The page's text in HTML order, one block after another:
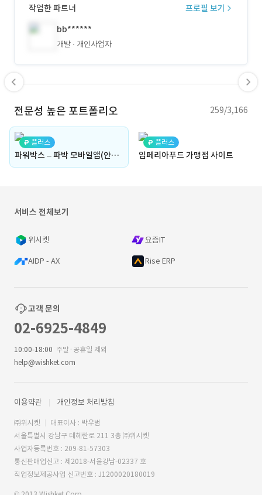
작업한 파트너
프로필 보기
bb******
개발 개인사업자
전문성 높은 포트폴리오 259/3,166
플러스
파워박스 – 파박 모바일앱(안드, 아이폰), 웹
플러스
임페리아푸드 가맹점 사이트
서비스 전체보기
위시켓 요즘IT
AIDP - AX Rise ERP
고객 문의
02-6925-4849
10:00-18:00 주말·공휴일 제외
help@wishket.com
이용약관 개인정보 처리방침
㈜위시켓
대표이사 : 박우범
서울특별시 강남구 테헤란로 211 3층 ㈜위시켓
사업자등록번호 : 209-81-57303
통신판매업신고 : 제2018-서울강남-02337 호
직업정보제공사업 신고번호 : J1200020180019